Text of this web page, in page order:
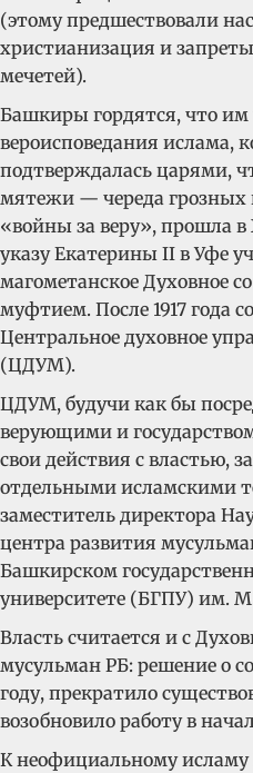
(этому предшествовали
христианизация и
мечетей).
Башкиры гордятся, что им
вероисповедания ислама,
подтверждалась царями,
мятежи — череда грозных
«войны за веру», прошла
указу Екатерины II в Уфе
магометанское Духовное
муфтием. После 1917 года
Центральное духовное
(ЦДУМ).
ЦДУМ, будучи как бы
верующими и
свои действия с властью,
отдельными исламскими
заместитель директора
центра развития
Башкирском
университете (БГПУ) им.
Власть считается и с
мусульман РБ: решение о
году, прекратило
возобновило работу в
К неофициальному исламу